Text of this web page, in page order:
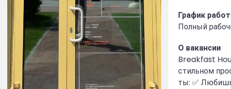
График
Полный
О вакансии
Breakfast
стильном
ты: ✅